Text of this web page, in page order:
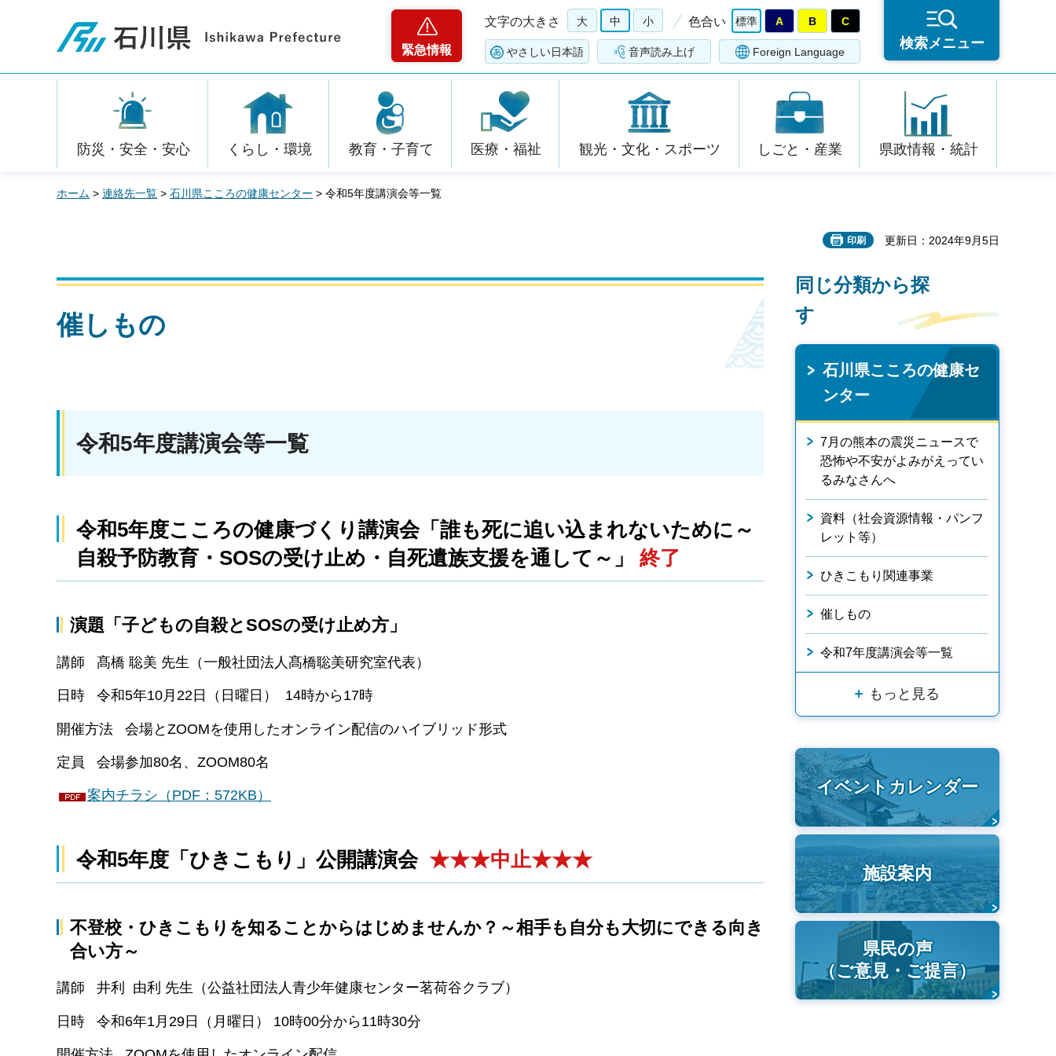
石川県
緊急情報
文字の大きさ 大 中 小 色合い 標準 A B C
やさしい日本語 音声読み上げ Foreign Language
検索メニュー
防災・安全・安心 くらし・環境 教育・子育て 医療・福祉 観光・文化・スポーツ しごと・産業 県政情報・統計
ホーム > 連絡先一覧 > 石川県こころの健康センター > 令和5年度講演会等一覧
印刷 更新日：2024年9月5日
催しもの
令和5年度講演会等一覧
令和5年度こころの健康づくり講演会「誰も死に追い込まれないために～
自殺予防教育・SOSの受け止め・自死遺族支援を通して～」 終了
演題「子どもの自殺とSOSの受け止め方」
講師 髙橋 聡美 先生（一般社団法人髙橋聡美研究室代表）
日時 令和5年10月22日（日曜日） 14時から17時
開催方法 会場とZOOMを使用したオンライン配信のハイブリッド形式
定員 会場参加80名、ZOOM80名
案内チラシ（PDF：572KB）
令和5年度「ひきこもり」公開講演会 ★★★中止★★★
不登校・ひきこもりを知ることからはじめませんか？～相手も自分も大切にできる向き
合い方～
講師 井利 由利 先生（公益社団法人青少年健康センター茗荷谷クラブ）
日時 令和6年1月29日（月曜日） 10時00分から11時30分
同じ分類から探
す
石川県こころの健康セ
ンター
7月の熊本の震災ニュースで
恐怖や不安がよみがえってい
るみなさんへ
資料（社会資源情報・パンフ
レット等）
ひきこもり関連事業
催しもの
令和7年度講演会等一覧
もっと見る
イベントカレンダー
施設案内
県民の声
（ご意見・ご提言）